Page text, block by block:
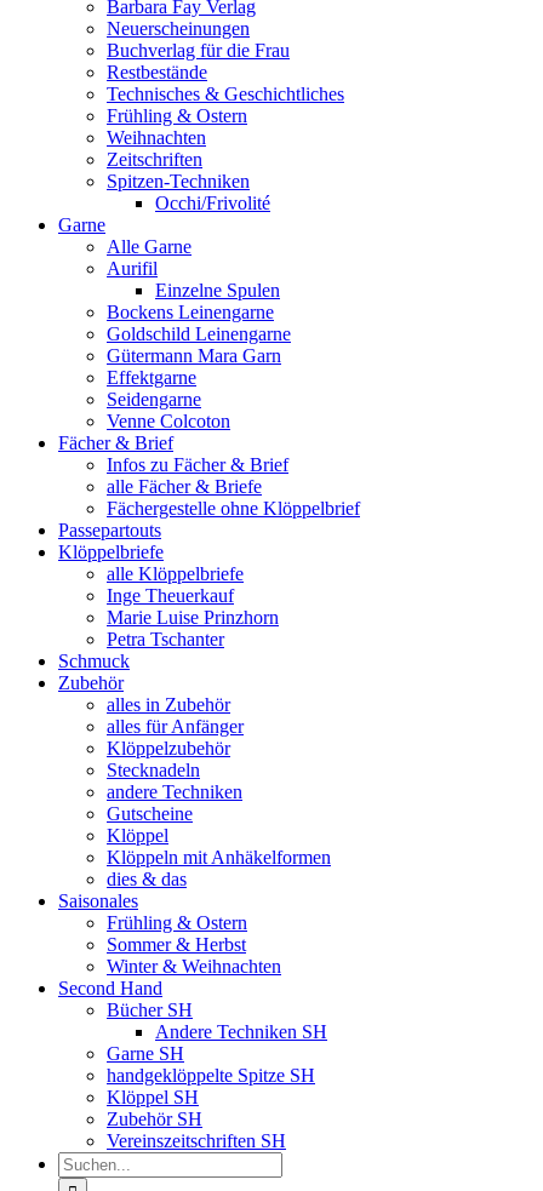
Barbara Fay Verlag
Neuerscheinungen
Buchverlag für die Frau
Restbestände
Technisches & Geschichtliches
Frühling & Ostern
Weihnachten
Zeitschriften
Spitzen-Techniken
Occhi/Frivolité
Garne
Alle Garne
Aurifil
Einzelne Spulen
Bockens Leinengarne
Goldschild Leinengarne
Gütermann Mara Garn
Effektgarne
Seidengarne
Venne Colcoton
Fächer & Brief
Infos zu Fächer & Brief
alle Fächer & Briefe
Fächergestelle ohne Klöppelbrief
Passepartouts
Klöppelbriefe
alle Klöppelbriefe
Inge Theuerkauf
Marie Luise Prinzhorn
Petra Tschanter
Schmuck
Zubehör
alles in Zubehör
alles für Anfänger
Klöppelzubehör
Stecknadeln
andere Techniken
Gutscheine
Klöppel
Klöppeln mit Anhäkelformen
dies & das
Saisonales
Frühling & Ostern
Sommer & Herbst
Winter & Weihnachten
Second Hand
Bücher SH
Andere Techniken SH
Garne SH
handgeklöppelte Spitze SH
Klöppel SH
Zubehör SH
Vereinszeitschriften SH
Suche
nach: